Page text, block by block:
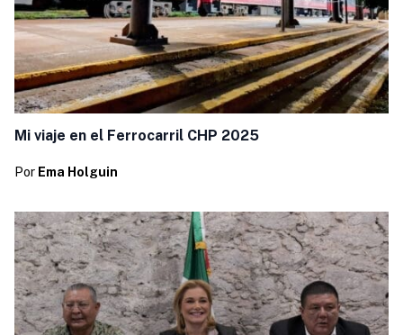
Mi viaje en el Ferrocarril CHP 2025
Por Ema Holguin